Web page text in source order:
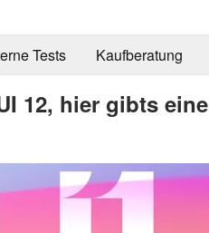
Tests Kaufberatung
12, hier gibts eine